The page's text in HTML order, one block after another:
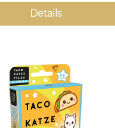
Details